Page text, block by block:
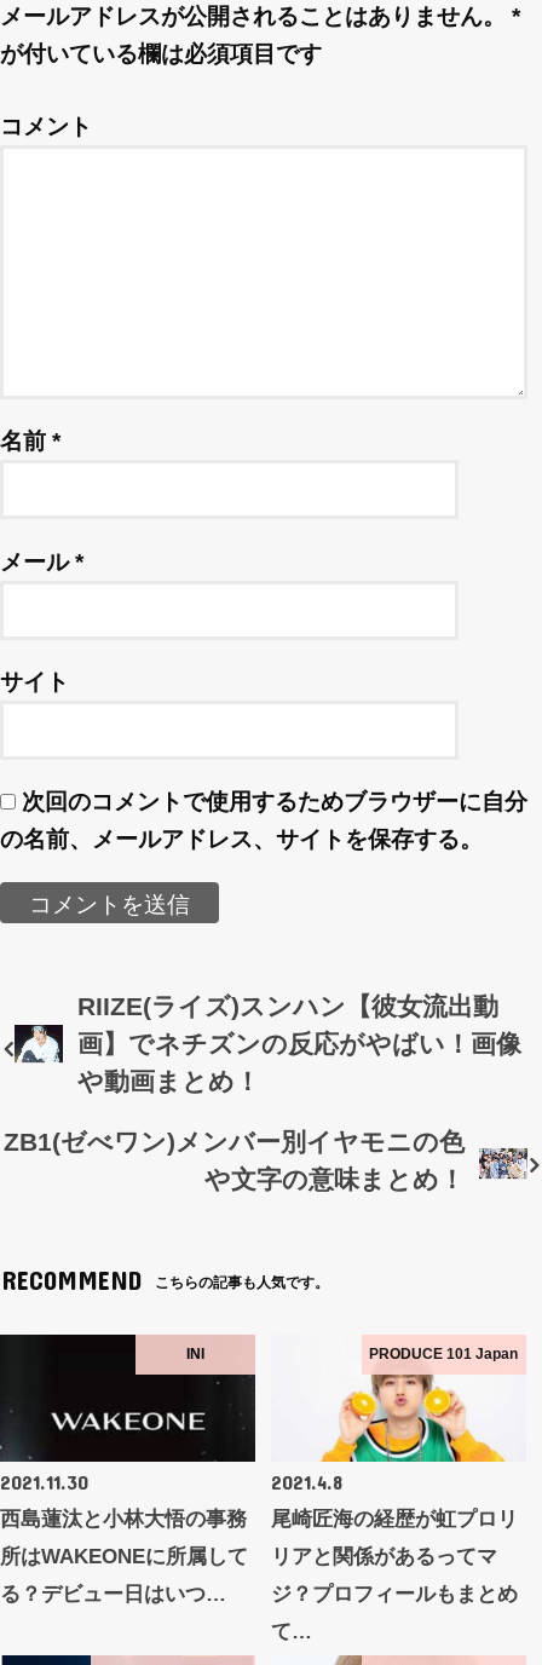
メールアドレスが公開されることはありません。
*
が付いている欄は必須項目です
コメント
名前 *
メール*
サイト
次回のコメントで使用するためブラウザーに自分
の名前、メールアドレス、サイトを保存する。
RIIZE(ライズ)スンハン【彼女流出動
画】でネチズンの反応がやばい！画像
や動画まとめ！
ZB1(ゼべワン)メンバー別イヤモニの色
や文字の意味まとめ！
RECOMMEND こちらの記事も人気です。
INI
2021.11.30
西島蓮汰と小林大悟の事務
所はWAKEONEに所属して
る？デビュー日はいつ…
PRODUCE 101 Japan
2021.4.8
尾崎匠海の経歴が虹プロリ
リアと関係があるってマ
ジ？プロフィールもまとめ
て…